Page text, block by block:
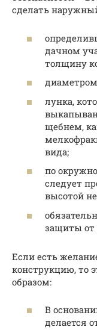
сделать
дачном
толщину
лунка,
щебнем,
вида;
по
следует
высотой
защиты от
Если есть
конструкцию, то
образом:
В
делается